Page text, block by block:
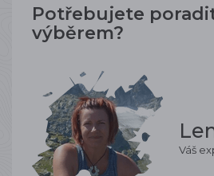
Potřebujete
výběrem?
Váš